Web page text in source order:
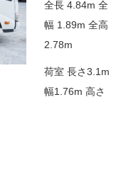
全長 4.84m 全
幅 1.89m 全高
2.78m
荷室 長さ3.1m
幅1.76m 高さ